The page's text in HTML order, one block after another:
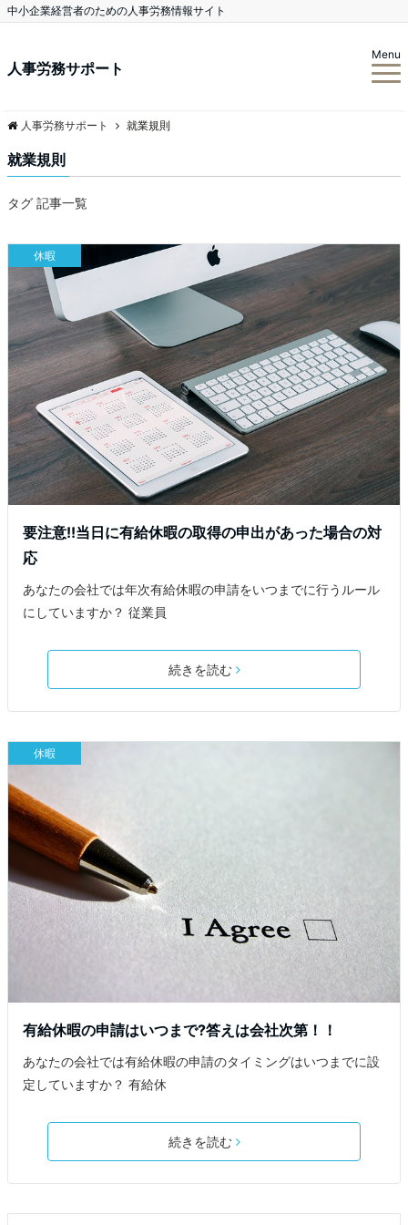
中小企業経営者のための人事労務情報サイト
人事労務サポート
Menu
人事労務サポート 就業規則
就業規則
タグ 記事一覧
休暇
要注意!!当日に有給休暇の取得の申出があった場合の対
応
あなたの会社では年次有給休暇の申請をいつまでに行うルール
にしていますか？ 従業員
続きを読む
休暇
有給休暇の申請はいつまで?答えは会社次第！！
あなたの会社では有給休暇の申請のタイミングはいつまでに設
定していますか？ 有給休
続きを読む